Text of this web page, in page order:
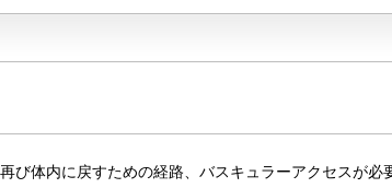
体内に戻すための経路、バスキュラーアクセスが必